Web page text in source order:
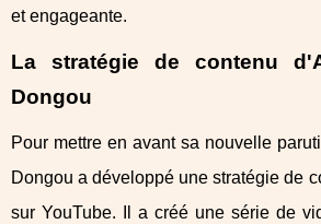
et engageante.
La stratégie de contenu
Dongou
Pour mettre en avant sa nouvelle
Dongou a développé une stratégie de
sur YouTube. Il a créé une série de